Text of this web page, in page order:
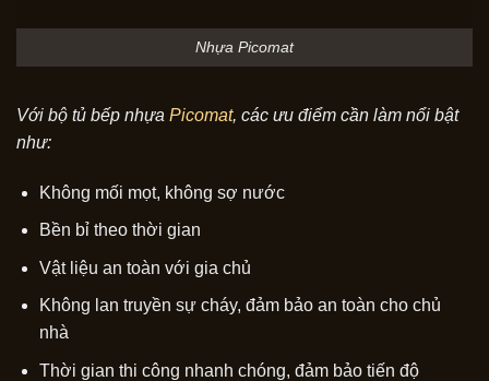
Nhựa Picomat
Với bộ tủ bếp nhựa Picomat, các ưu điểm cần làm nổi bật
như:
Không mối mọt, không sợ nước
Bền bỉ theo thời gian
Vật liệu an toàn với gia chủ
Không lan truyền sự cháy, đảm bảo an toàn cho chủ
nhà
Thời gian thi công nhanh chóng, đảm bảo tiến độ